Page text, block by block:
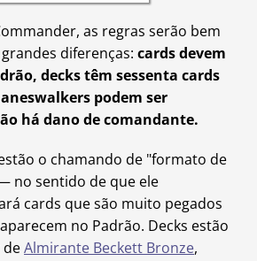
as regras serão bem
diferenças: cards devem
decks têm sessenta cards
podem ser
há dano de comandante.
o chamando de "formato de
no sentido de que ele
cards que são muito pegados
no Padrão. Decks estão
Almirante Beckett Bronze,